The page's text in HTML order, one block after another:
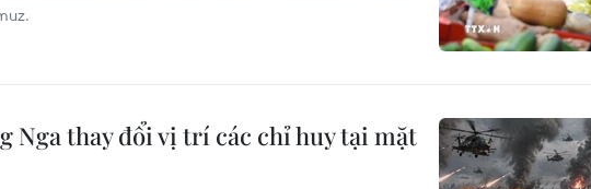
Nga thay đổi vị trí các chỉ huy tại mặt